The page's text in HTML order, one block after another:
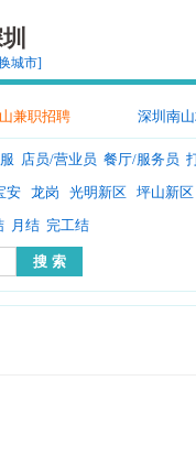
城市]
兼职招聘 深圳南
店员/营业员 餐厅/服务员
安 龙岗 光明新区 坪山新区
月结 完工结